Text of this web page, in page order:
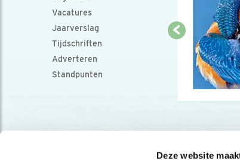
Deze website
Vacatures
Jaarverslag
Tijdschriften
Adverteren
Standpunten